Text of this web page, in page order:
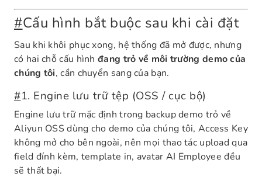
#Cấu hình bắt buộc sau khi cài đặt
Sau khi khôi phục xong, hệ thống đã mở được, nhưng
có hai chỗ cấu hình đang trỏ về môi trường demo của
chúng tôi, cần chuyển sang của bạn.
#1. Engine lưu trữ tệp (OSS / cục bộ)
Engine lưu trữ mặc định trong backup demo trỏ về
Aliyun OSS dùng cho demo của chúng tôi, Access Key
không mở cho bên ngoài, nên mọi thao tác upload qua
field đính kèm, template in, avatar AI Employee đều
sẽ thất bại.